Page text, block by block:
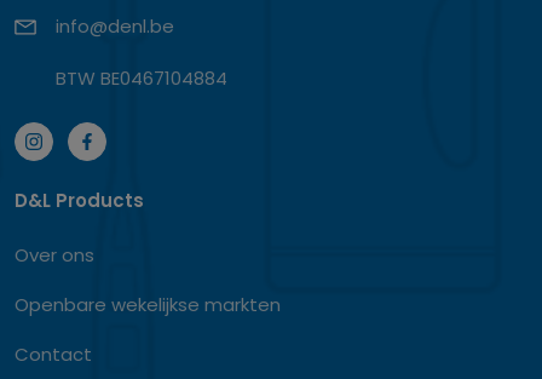
info@denl.be
BTW BE0467104884
D&L Products
Over ons
Openbare wekelijkse markten
Contact